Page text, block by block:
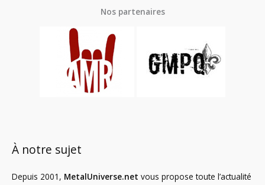
Nos partenaires
À notre sujet
Depuis 2001, MetalUniverse.net vous propose toute l’actualité